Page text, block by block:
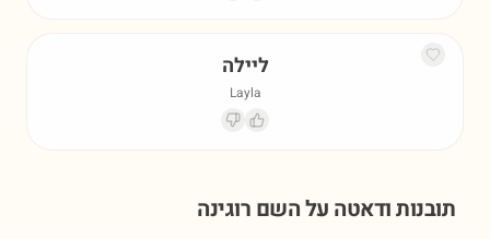
ליילה
Layla
תובנות ודאטה על השם רוגינה